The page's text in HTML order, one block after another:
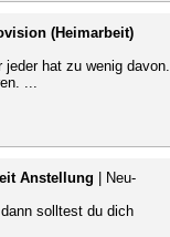
(Heimarbeit)
hat zu wenig davon.
...
Anstellung | Neu-
solltest du dich